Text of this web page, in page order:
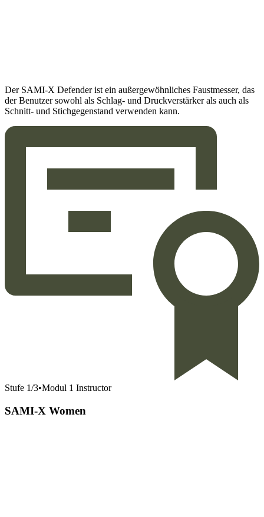
Der SAMI-X Defender ist ein außergewöhnliches Faustmesser, das
der Benutzer sowohl als Schlag- und Druckverstärker als auch als
Schnitt- und Stichgegenstand verwenden kann.
Stufe 1/3•Modul 1 Instructor
SAMI-X Women